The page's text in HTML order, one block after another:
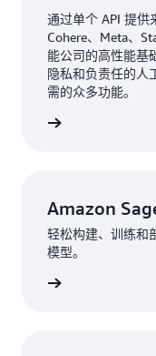
通过单个 API 提供
Cohere、Meta、
能公司的高性能基
隐私和负责任的人
需的众多功能。
Amazon
轻松构建、训练和
模型。